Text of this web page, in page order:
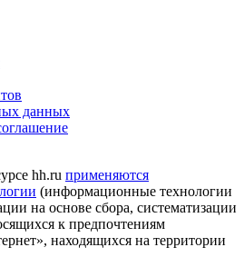
данных
hh.ru применяются
(информационные технологии
на основе сбора, систематизации
к предпочтениям
находящихся на территории